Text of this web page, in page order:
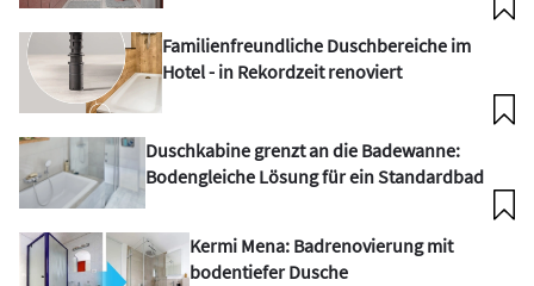
Familienfreundliche Duschbereiche im
Hotel - in Rekordzeit renoviert
Duschkabine grenzt an die Badewanne:
Bodengleiche Lösung für ein Standardbad
Kermi Mena: Badrenovierung mit
bodentiefer Dusche